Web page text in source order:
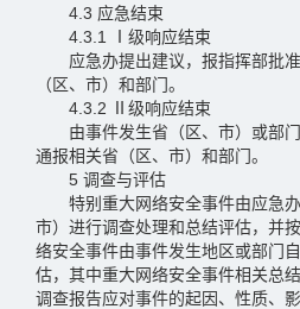
4.3 应急结束
4.3.1 Ⅰ级响应结束
应急办提出建议，报指挥部批准
（区、市）和部门。
4.3.2 Ⅱ级响应结束
由事件发生省（区、市）或部门
通报相关省（区、市）和部门。
5 调查与评估
特别重大网络安全事件由应急办
市）进行调查处理和总结评估，并
络安全事件由事件发生地区或部门
估，其中重大网络安全事件相关总
调查报告应对事件的起因、性质、